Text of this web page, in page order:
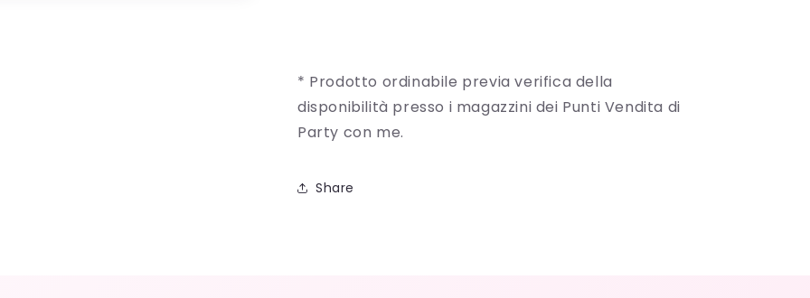
* Prodotto ordinabile previa verifica della
disponibilità presso i magazzini dei Punti Vendita di
Party con me.
Share